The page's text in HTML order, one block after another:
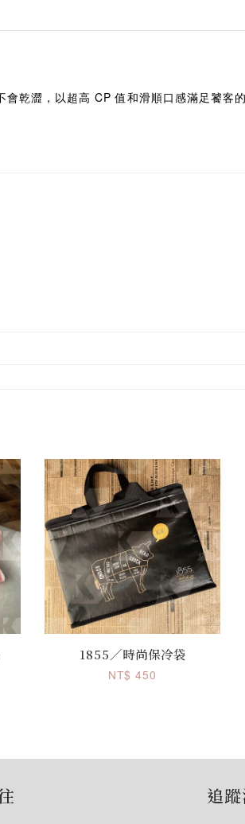
乾澀，以超高 CP 值和滑順口感滿足饕客的
1855／時尚保冷袋
NT$ 450
追